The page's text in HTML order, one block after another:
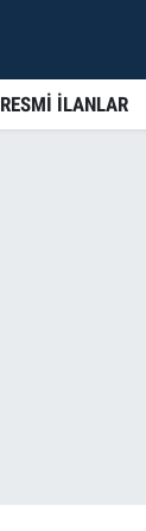
RESMİ İLANLAR